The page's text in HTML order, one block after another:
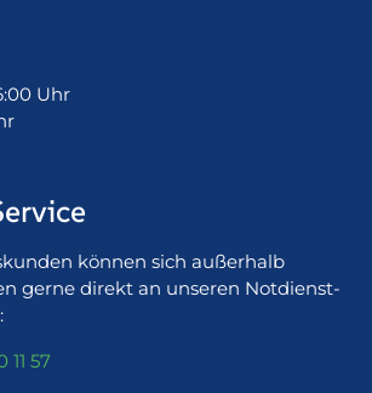
Uhr
können sich außerhalb
gerne direkt an unseren Notdienst-
11 57